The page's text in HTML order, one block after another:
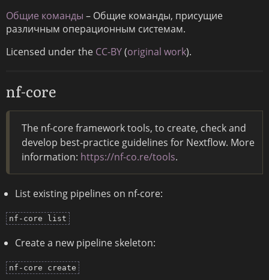
Общие команды – Общие команды, присущие
различным операционным системам.
Licensed under the CC-BY(original work).
nf-core
The nf-core framework tools, to create, check and
develop best-practice guidelines for Nextflow. More
information: https://nf-co.re/tools.
List existing pipelines on nf-core:
nf-core list
Create a new pipeline skeleton:
nf-core create